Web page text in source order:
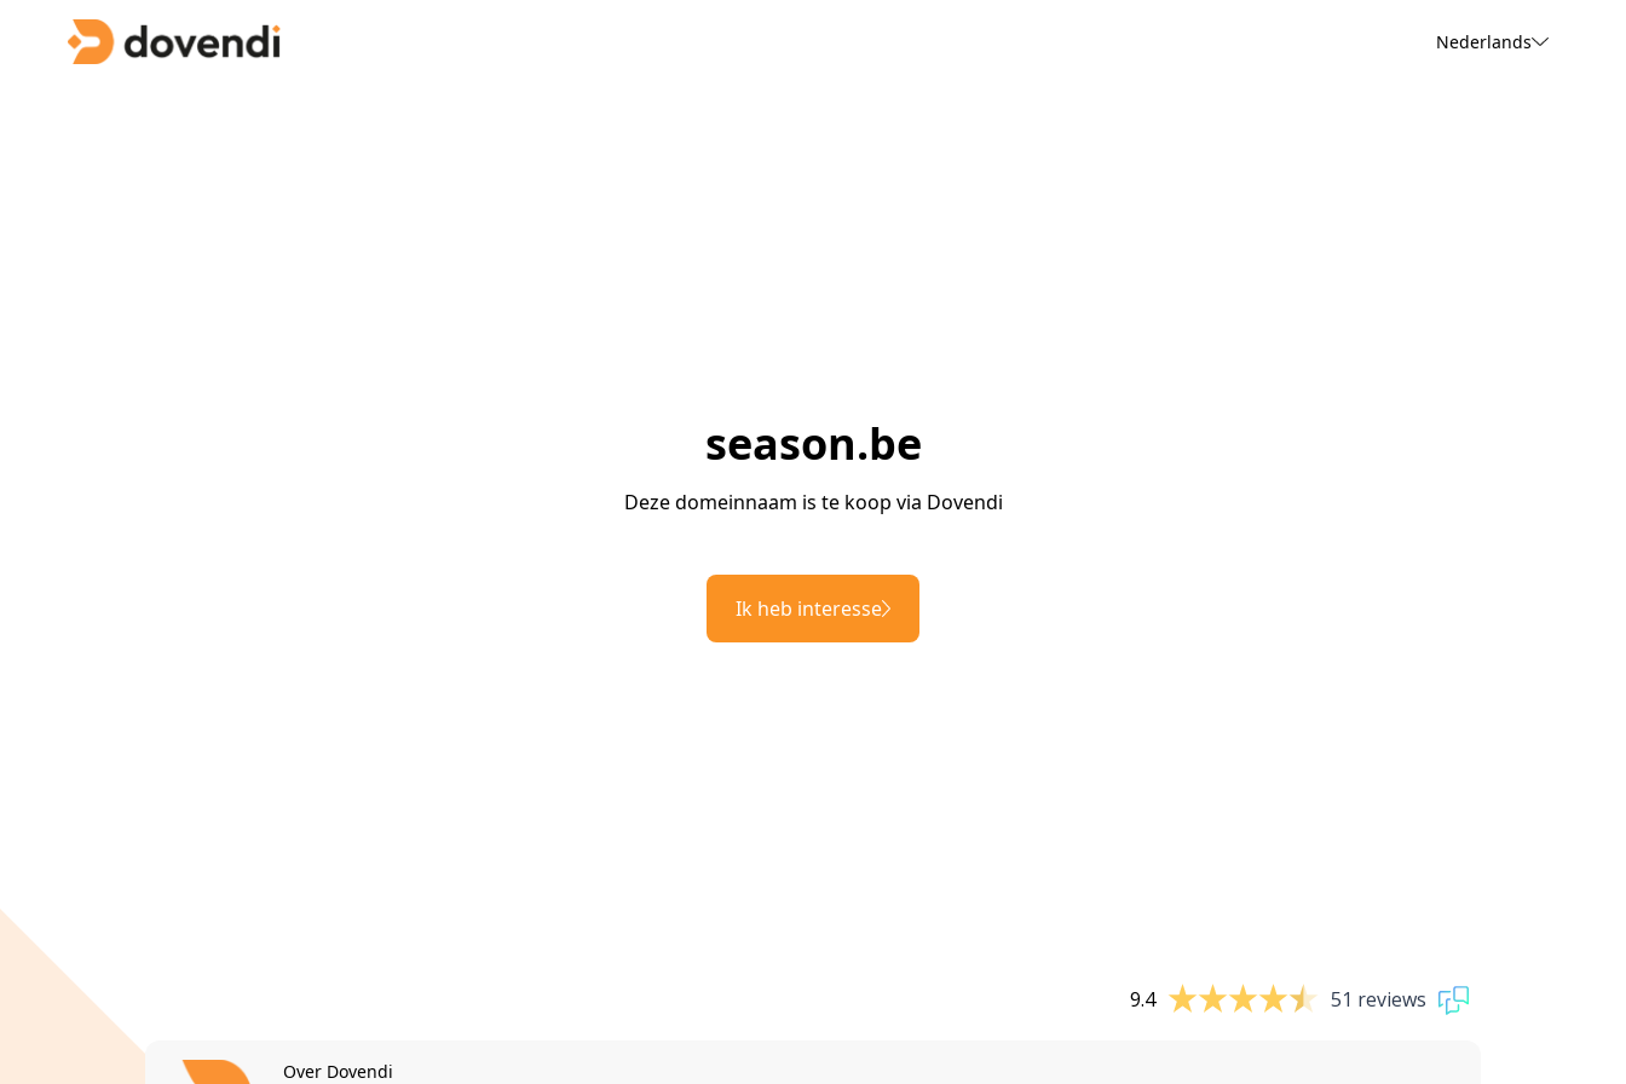
Nederlands
season.be
Deze domeinnaam is te koop via Dovendi
Ik heb interesse
9.4 51 reviews
Over Dovendi